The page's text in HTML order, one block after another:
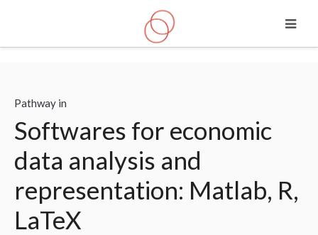
Pathway in
Softwares for economic
data analysis and
representation: Matlab, R,
LaTeX